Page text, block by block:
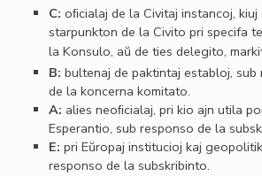
C: oﬁcialaj de la Civitaj instancoj,
starpunkton de la Civito pri specifa
la Konsulo, aŭ de ties delegito,
B: bultenaj de paktintaj establoj, sub
de la koncerna komitato.
A: alies neoﬁcialaj, pri kio ajn utila
Esperantio, sub responso de la
E: pri Eŭropaj institucioj kaj
responso de la subskribinto.